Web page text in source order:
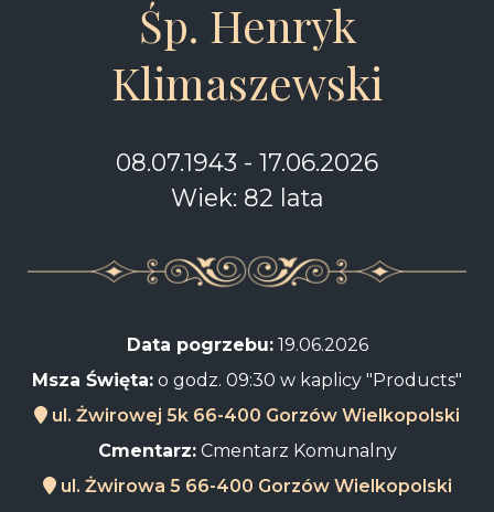
Śp. Henryk
Klimaszewski
08.07.1943 - 17.06.2026
Wiek: 82 lata
Data pogrzebu:19.06.2026
Msza Święta: o godz. 09:30 w kaplicy "Products"
ul. Żwirowej 5k 66-400 Gorzów Wielkopolski
Cmentarz:Cmentarz Komunalny
ul. Żwirowa 5 66-400 Gorzów Wielkopolski